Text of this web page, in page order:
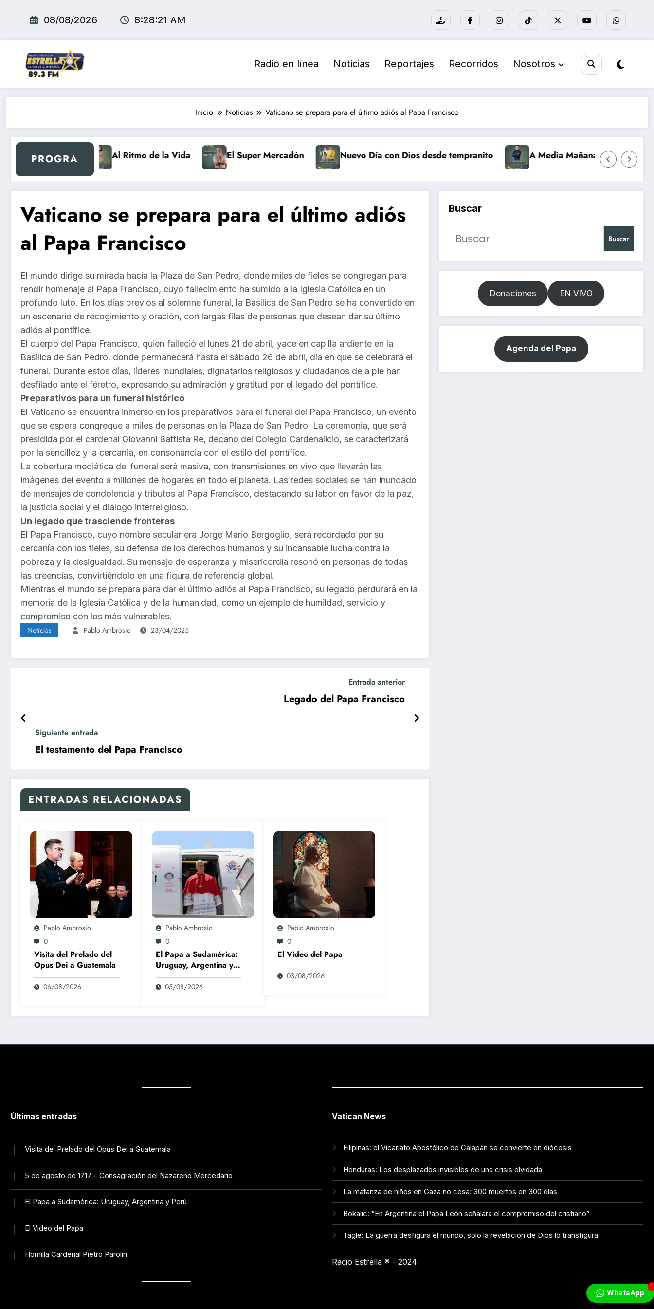
08/08/2026 8:28:22 AM
Radio en línea Noticias Reportajes Recorridos Nosotros
Inicio Noticias Vaticano se prepara para el último adiós al Papa Francisco
PROGRA
día Retro Al Ritmo de la Vida El Super Mercadón Nuevo Día con Dios desde tempranito A Media Mañana Nuevo día
Vaticano se prepara para el último adiós
al Papa Francisco
El mundo dirige su mirada hacia la Plaza de San Pedro, donde miles de fieles se congregan para
rendir homenaje al Papa Francisco, cuyo fallecimiento ha sumido a la Iglesia Católica en un
profundo luto. En los días previos al solemne funeral, la Basílica de San Pedro se ha convertido en
un escenario de recogimiento y oración, con largas filas de personas que desean dar su último
adiós al pontífice.
El cuerpo del Papa Francisco, quien falleció el lunes 21 de abril, yace en capilla ardiente en la
Basílica de San Pedro, donde permanecerá hasta el sábado 26 de abril, día en que se celebrará el
funeral. Durante estos días, líderes mundiales, dignatarios religiosos y ciudadanos de a pie han
desfilado ante el féretro, expresando su admiración y gratitud por el legado del pontífice.
Preparativos para un funeral histórico
El Vaticano se encuentra inmerso en los preparativos para el funeral del Papa Francisco, un evento
que se espera congregue a miles de personas en la Plaza de San Pedro. La ceremonia, que será
presidida por el cardenal Giovanni Battista Re, decano del Colegio Cardenalicio, se caracterizará
por la sencillez y la cercanía, en consonancia con el estilo del pontífice.
La cobertura mediática del funeral será masiva, con transmisiones en vivo que llevarán las
imágenes del evento a millones de hogares en todo el planeta. Las redes sociales se han inundado
de mensajes de condolencia y tributos al Papa Francisco, destacando su labor en favor de la paz,
la justicia social y el diálogo interreligioso.
Un legado que trasciende fronteras
El Papa Francisco, cuyo nombre secular era Jorge Mario Bergoglio, será recordado por su
cercanía con los fieles, su defensa de los derechos humanos y su incansable lucha contra la
pobreza y la desigualdad. Su mensaje de esperanza y misericordia resonó en personas de todas
las creencias, convirtiéndolo en una figura de referencia global.
Mientras el mundo se prepara para dar el último adiós al Papa Francisco, su legado perdurará en la
memoria de la Iglesia Católica y de la humanidad, como un ejemplo de humildad, servicio y
compromiso con los más vulnerables.
Noticias Pablo Ambrosio 23/04/2025
Entrada anterior
Legado del Papa Francisco
Siguiente entrada
El testamento del Papa Francisco
ENTRADAS RELACIONADAS
Pablo Ambrosio
0
Visita del Prelado del
Opus Dei a Guatemala
06/08/2026
Pablo Ambrosio
0
El Papa a Sudamérica:
Uruguay, Argentina y
Perú
05/08/2026
Pablo Ambrosio
0
El Video del Papa
03/08/2026
Buscar
Buscar
Donaciones EN VIVO
Agenda del Papa
Últimas entradas
Visita del Prelado del Opus Dei a Guatemala
5 de agosto de 1717 – Consagración del Nazareno Mercedario
El Papa a Sudamérica: Uruguay, Argentina y Perú
El Video del Papa
Homilía Cardenal Pietro Parolin
Vatican News
Filipinas: el Vicariato Apostólico de Calapán se convierte en diócesis
Honduras: Los desplazados invisibles de una crisis olvidada
La matanza de niños en Gaza no cesa: 300 muertos en 300 días
Bokalic: “En Argentina el Papa León señalará el compromiso del cristiano”
Tagle: La guerra desfigura el mundo, solo la revelación de Dios lo transfigura
Radio Estrella ®️ - 2024
WhatsApp
1